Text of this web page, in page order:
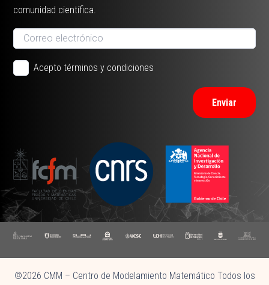
comunidad científica.
Acepto términos y condiciones
Enviar
©2026 CMM – Centro de Modelamiento Matemático Todos los